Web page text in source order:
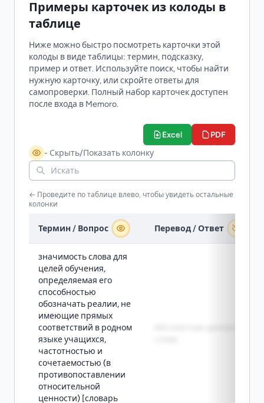
Примеры карточек из колоды в
таблице
Ниже можно быстро посмотреть карточки этой
колоды в виде таблицы: термин, подсказку,
пример и ответ. Используйте поиск, чтобы найти
нужную карточку, или скройте ответы для
самопроверки. Полный набор карточек доступен
после входа в Memoro.
Excel PDF
- Скрыть/Показать колонку
← Проведите по таблице влево, чтобы увидеть остальные
колонки
Термин / Вопрос Перевод / Ответ
значимость слова для
целей обучения,
определяемая его
способностью
обозначать реалии, не
имеющие прямых
соответствий в родном
языке учащихся,
частотностью и
сочетаемостью (в
противопоставлении
относительной
ценности) [словарь